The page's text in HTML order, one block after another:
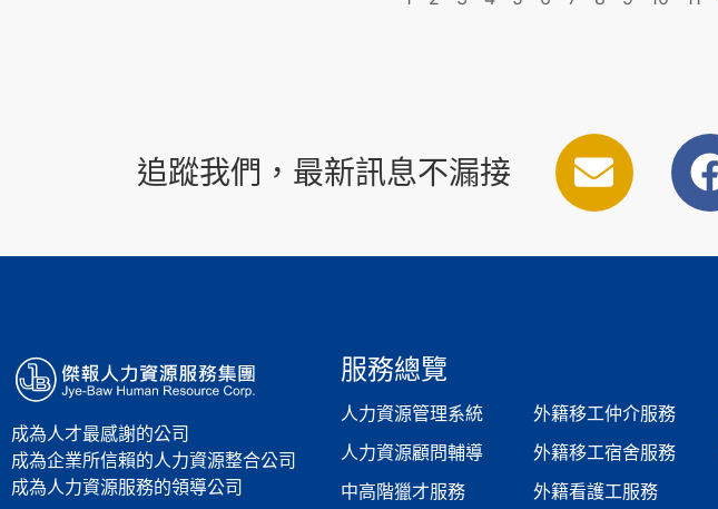
追蹤我們，最新訊息不漏接
成為人才最感謝的公司
成為企業所信賴的人力資源整合公司
成為人力資源服務的領導公司
服務總覽
人力資源管理系統
人力資源顧問輔導
中高階獵才服務
外籍移工仲介服務
外籍移工宿舍服務
外籍看護工服務